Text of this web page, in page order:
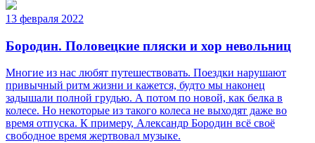
13 февраля 2022
Бородин. Половецкие пляски и хор невольниц
Многие из нас любят путешествовать. Поездки нарушают
привычный ритм жизни и кажется, будто мы наконец
задышали полной грудью. А потом по новой, как белка в
колесе. Но некоторые из такого колеса не выходят даже во
время отпуска. К примеру, Александр Бородин всё своё
свободное время жертвовал музыке.